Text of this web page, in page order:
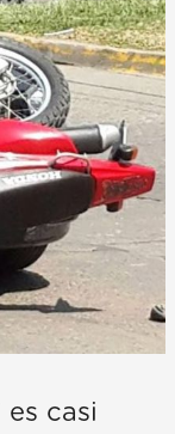
es casi